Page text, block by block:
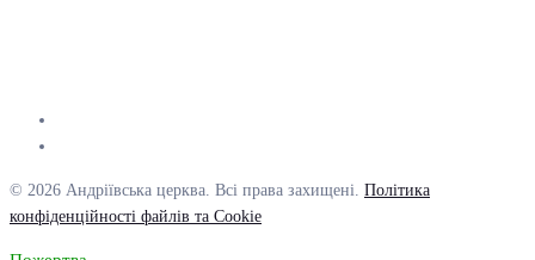
© 2026 Андріївська церква. Всі права захищені. Політика
конфіденційності файлів та Cookie